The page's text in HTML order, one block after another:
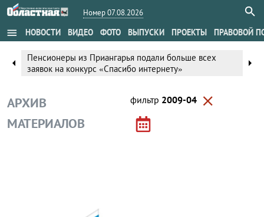
Номер 07.08.2026
menu НОВОСТИ ВИДЕО ФОТО ВЫПУСКИ ПРОЕКТЫ ПРАВОВОЙ
arrow_left
Пенсионеры из Приангарья подали больше всех
заявок на конкурс «Спасибо интернету»
arrow_right
АРХИВ
МАТЕРИАЛОВ
фильтр 2009-04 close